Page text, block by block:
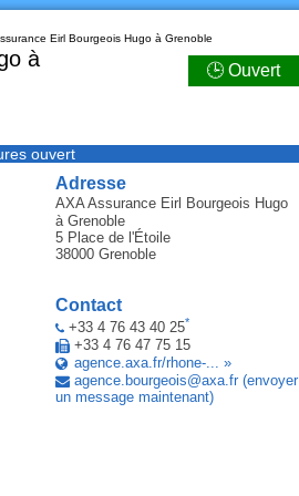
Eirl Bourgeois Hugo à Grenoble
à
🕒 Ouvert
ouvert
Adresse
AXA Assurance Eirl Bourgeois Hugo
à Grenoble
5 Place de l'Étoile
38000 Grenoble
Contact
+33 4 76 43 40 25*
+33 4 76 47 75 15
agence.axa.fr/rhone-... »
agence. bourgeois@axa.fr (envoyer
un message maintenant)